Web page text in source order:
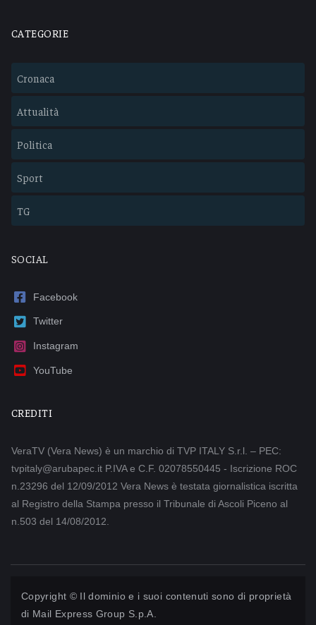
CATEGORIE
Cronaca
Attualità
Politica
Sport
TG
SOCIAL
Facebook
Twitter
Instagram
YouTube
CREDITI
VeraTV (Vera News) è un marchio di TVP ITALY S.r.l. – PEC:
tvpitaly@arubapec.it P.IVA e C.F. 02078550445 - Iscrizione ROC
n.23296 del 12/09/2012 Vera News è testata giornalistica iscritta
al Registro della Stampa presso il Tribunale di Ascoli Piceno al
n.503 del 14/08/2012.
Copyright © Il dominio e i suoi contenuti sono di proprietà
di Mail Express Group S.p.A.